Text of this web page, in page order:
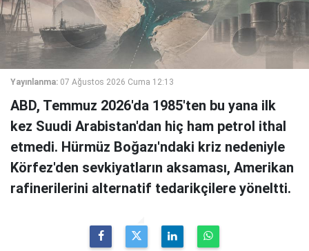
Yayınlanma: 07 Ağustos 2026 Cuma 12:13
ABD, Temmuz 2026'da 1985'ten bu yana ilk
kez Suudi Arabistan'dan hiç ham petrol ithal
etmedi. Hürmüz Boğazı'ndaki kriz nedeniyle
Körfez'den sevkiyatların aksaması, Amerikan
rafinerilerini alternatif tedarikçilere yöneltti.